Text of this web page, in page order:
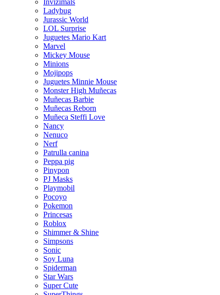
Invizimals
Ladybug
Jurassic World
LOL Surprise
Juguetes Mario Kart
Marvel
Mickey Mouse
Minions
Mojipops
Juguetes Minnie Mouse
Monster High Muñecas
Muñecas Barbie
Muñecas Reborn
Muñeca Steffi Love
Nancy
Nenuco
Nerf
Patrulla canina
Peppa pig
Pinypon
PJ Masks
Playmobil
Pocoyo
Pokemon
Princesas
Roblox
Shimmer & Shine
Simpsons
Sonic
Soy Luna
Spiderman
Star Wars
Super Cute